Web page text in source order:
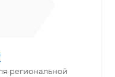
региональной